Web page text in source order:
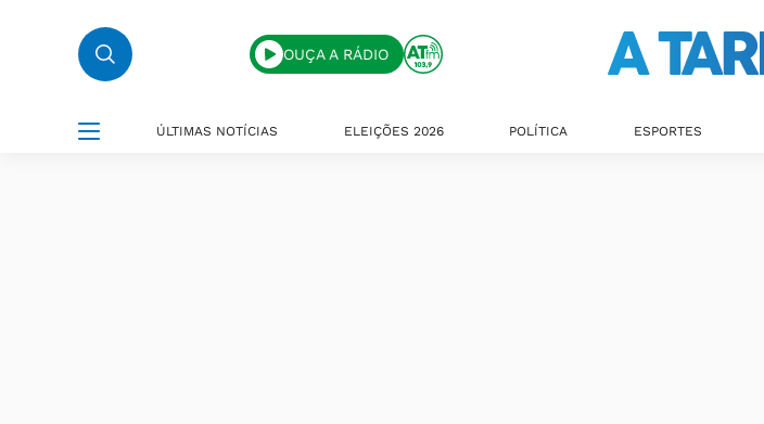
OUÇA A RÁDIO
ÚLTIMAS NOTÍCIAS ELEIÇÕES 2026 POLÍTICA ESPORTES